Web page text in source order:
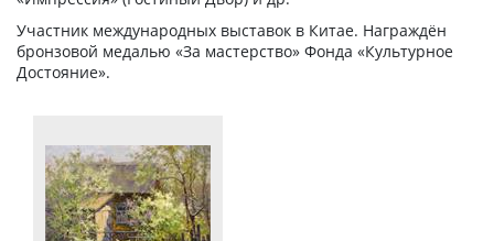
Участник международных выставок в Китае. Награждён
бронзовой медалью «За мастерство» Фонда «Культурное
Достояние».